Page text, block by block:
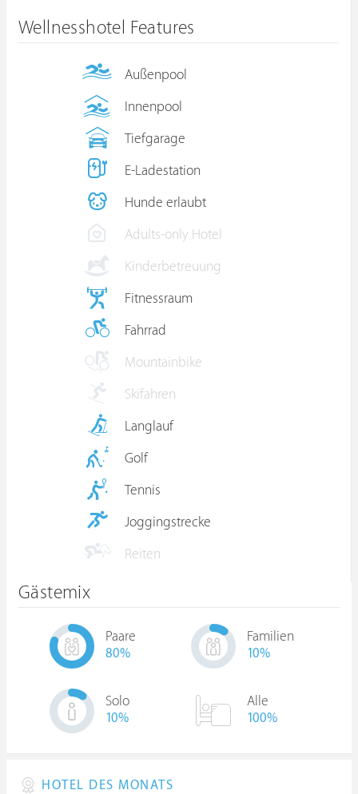
Wellnesshotel Features
Außenpool
Innenpool
Tiefgarage
E-Ladestation
Hunde erlaubt
Adults-only Hotel
Kinderbetreuung
Fitnessraum
Fahrrad
Mountainbike
Skifahren
Langlauf
Golf
Tennis
Joggingstrecke
Reiten
Gästemix
Paare
80%
Familien
10%
Solo
10%
Alle
100%
HOTEL DES MONATS